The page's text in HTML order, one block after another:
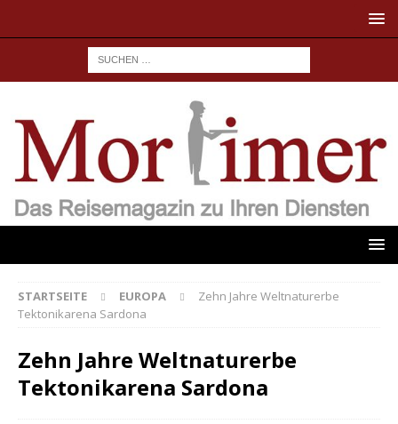
STARTSEITE EUROPA
Zehn Jahre Weltnaturerbe
Tektonikarena Sardona
Zehn Jahre Weltnaturerbe
Tektonikarena Sardona